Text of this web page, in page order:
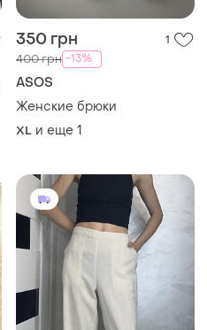
350 грн 1
400 грн -13%
ASOS
Женские брюки
XL и еще 1